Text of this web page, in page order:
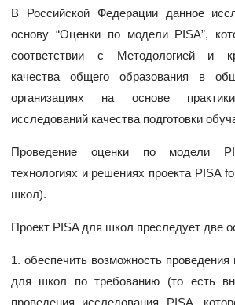
В Российской Федерации данное
основу “Оценки по модели PISA”,
соответствии с Методологией и
качества общего образования в
организациях на основе
исследований качества подготовки
Проведение оценки по модели
технологиях и решениях проекта PISA
школ).
Проект PISA для школ преследует две
1. обеспечить возможность
для школ по требованию (то есть
проведения исследования PISA,